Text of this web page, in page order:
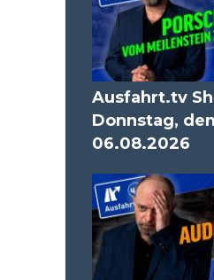
Ausfahrt.tv
Donnstag,
06.08.2026